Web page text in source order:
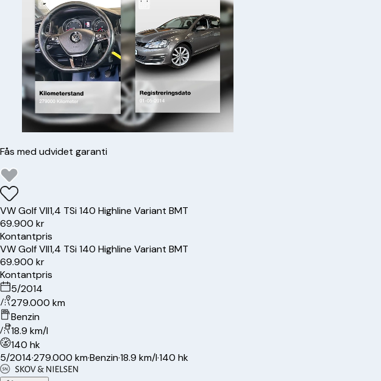
Fås med udvidet garanti
VWGolf VII1,4 TSi 140 Highline Variant BMT
69.900 kr
Kontantpris
VWGolf VII1,4 TSi 140 Highline Variant BMT
69.900 kr
Kontantpris
5/2014
279.000 km
Benzin
18.9 km/l
140 hk
5/2014·279.000 km·Benzin·18.9 km/l·140 hk